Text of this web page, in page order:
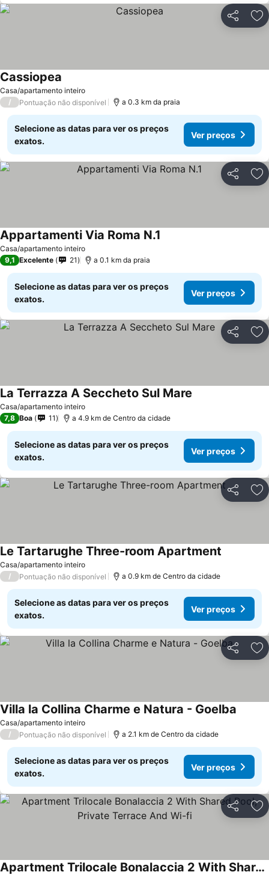
Partilhar
Casa/apartamento inteiro
Cassiopea
/ Pontuação não disponível a 0.3 km da praia
Selecione as datas para ver os preços
exatos.
Ver preços
Partilhar
Casa/apartamento inteiro
Appartamenti Via Roma N.1
9,1 Excelente 21 a 0.1 km da praia
Selecione as datas para ver os preços
exatos.
Ver preços
Partilhar
Casa/apartamento inteiro
La Terrazza A Seccheto Sul Mare
7,8 Boa 11 a 4.9 km de Centro da cidade
Selecione as datas para ver os preços
exatos.
Ver preços
Partilhar
Casa/apartamento inteiro
Le Tartarughe Three-room Apartment
/ Pontuação não disponível a 0.9 km de Centro da cidade
Selecione as datas para ver os preços
exatos.
Ver preços
Partilhar
Casa/apartamento inteiro
Villa la Collina Charme e Natura - Goelba
/ Pontuação não disponível a 2.1 km de Centro da cidade
Selecione as datas para ver os preços
exatos.
Ver preços
Partilhar
Apartment Trilocale Bonalaccia 2 With Shared Pool, Private Terrace And Wi-fi